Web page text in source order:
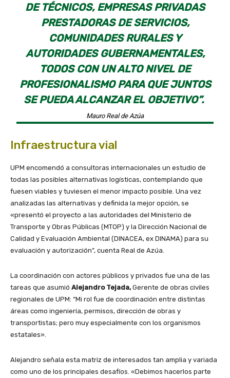
DE TÉCNICOS, EMPRESAS PRIVADAS
PRESTADORAS DE SERVICIOS,
COMUNIDADES RURALES Y
AUTORIDADES GUBERNAMENTALES,
TODOS CON UN ALTO NIVEL DE
PROFESIONALISMO PARA QUE JUNTOS
SE PUEDA ALCANZAR EL OBJETIVO”.
Mauro Real de Azúa
Infraestructura vial
UPM encomendó a consultoras internacionales un estudio de
todas las posibles alternativas logísticas, contemplando que
fuesen viables y tuviesen el menor impacto posible. Una vez
analizadas las alternativas y definida la mejor opción, se
«presentó el proyecto a las autoridades del Ministerio de
Transporte y Obras Públicas (MTOP) y la Dirección Nacional de
Calidad y Evaluación Ambiental (DINACEA, ex DINAMA) para su
evaluación y autorización”, cuenta Real de Azúa.
La coordinación con actores públicos y privados fue una de las
tareas que asumió Alejandro Tejada,Gerente de obras civiles
regionales de UPM: “Mi rol fue de coordinación entre distintas
áreas como ingeniería, permisos, dirección de obras y
transportistas; pero muy especialmente con los organismos
estatales».
Alejandro señala esta matriz de interesados tan amplia y variada
como uno de los principales desafíos. «Debimos hacerlos parte